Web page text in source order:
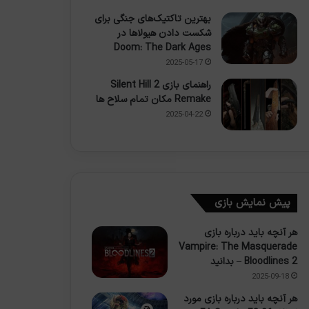
بهترین تاکتیک‌های جنگی برای
شکست دادن هیولاها در
Doom: The Dark Ages
2025-05-17
راهنمای بازی Silent Hill 2
Remake مکان تمام سلاح ها
2025-04-22
پیش نمایش بازی
هر آنچه باید درباره بازی
Vampire: The Masquerade
– Bloodlines 2 بدانید
2025-09-18
هر آنچه باید درباره بازی مورد